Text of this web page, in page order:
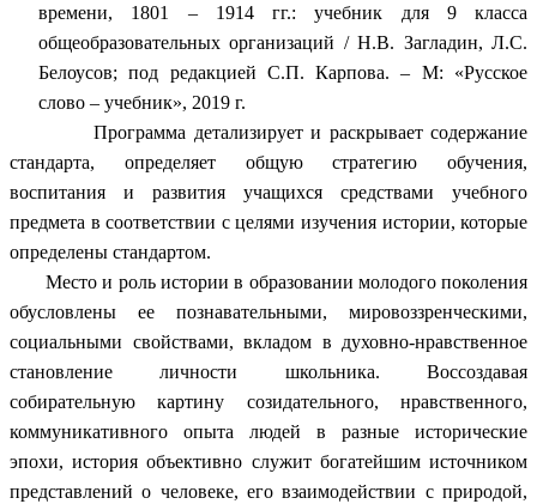
времени, 1801 – 1914 гг.: учебник для 9 класса
общеобразовательных организаций / Н.В. Загладин, Л.С.
Белоусов; под редакцией С.П. Карпова. – М: «Русское
слово – учебник», 2019 г.
Программа детализирует и раскрывает содержание
стандарта, определяет общую стратегию обучения,
воспитания и развития учащихся средствами учебного
предмета в соответствии с целями изучения истории, которые
определены стандартом.
Место и роль истории в образовании молодого поколения
обусловлены ее познавательными, мировоззренческими,
социальными свойствами, вкладом в духовно-нравственное
становление личности школьника. Воссоздавая
собирательную картину созидательного, нравственного,
коммуникативного опыта людей в разные исторические
эпохи, история объективно служит богатейшим источником
представлений о человеке, его взаимодействии с природой,